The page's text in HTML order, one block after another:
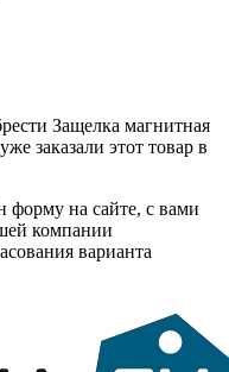
Защелка магнитная
заказали этот товар в
форму на сайте, с вами
компании
варианта